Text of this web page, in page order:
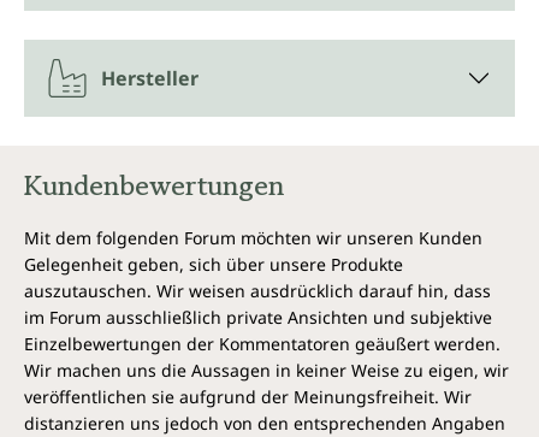
Hersteller
Kundenbewertungen
Mit dem folgenden Forum möchten wir unseren Kunden
Gelegenheit geben, sich über unsere Produkte
auszutauschen. Wir weisen ausdrücklich darauf hin, dass
im Forum ausschließlich private Ansichten und subjektive
Einzelbewertungen der Kommentatoren geäußert werden.
Wir machen uns die Aussagen in keiner Weise zu eigen, wir
veröffentlichen sie aufgrund der Meinungsfreiheit. Wir
distanzieren uns jedoch von den entsprechenden Angaben